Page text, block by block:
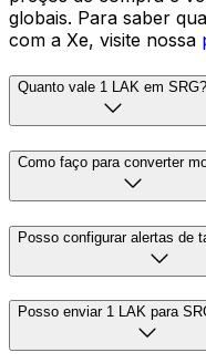
globais. Para saber
com a Xe, visite nossa
Quanto vale 1 LAK em SRG?
Como faço para converter
Posso configurar alertas de
Posso enviar 1 LAK para